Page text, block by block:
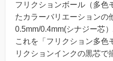
フリクションボール（多色
たカラーバリエーションの
0.5mm/0.4mm(シナジー芯
これを「フリクション多色
リクションインクの黒芯で